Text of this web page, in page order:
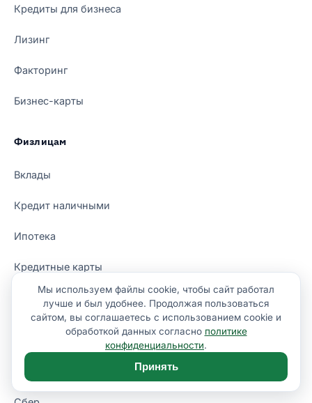
Кредиты для бизнеса
Лизинг
Факторинг
Бизнес-карты
Физлицам
Вклады
Кредит наличными
Ипотека
Кредитные карты
Дебетовые карты
Все продукты
Мы используем файлы cookie, чтобы сайт работал
лучше и был удобнее. Продолжая пользоваться
сайтом, вы соглашаетесь с использованием cookie и
обработкой данных согласно политике
конфиденциальности.
Принять